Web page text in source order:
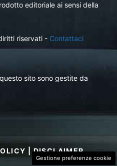
editoriale ai sensi della
riservati - Contattaci
sito sono gestite da
|DISCLAIMER
Gestione preferenze cookie